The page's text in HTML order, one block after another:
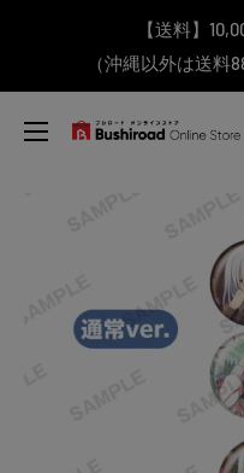
▼送料をおトクに
【こち
【送料】
（沖縄以外は送料
＼予
BanG Dream! ちゃむりぃ
▼「作品・
欲しい商
▼スムーズ
「カテゴリーか
▼お気に入り
【こち
ブ
ン
ラ